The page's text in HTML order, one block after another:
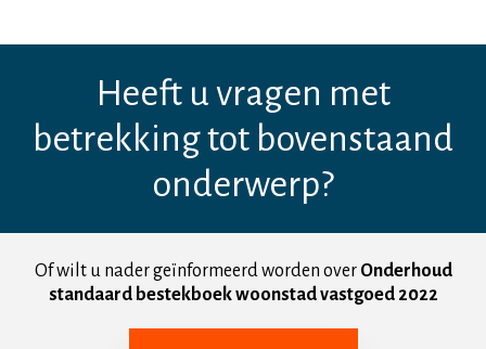
Heeft u vragen met
betrekking tot bovenstaand
onderwerp?
Of wilt u nader geïnformeerd worden over Onderhoud
standaard bestekboek woonstad vastgoed 2022